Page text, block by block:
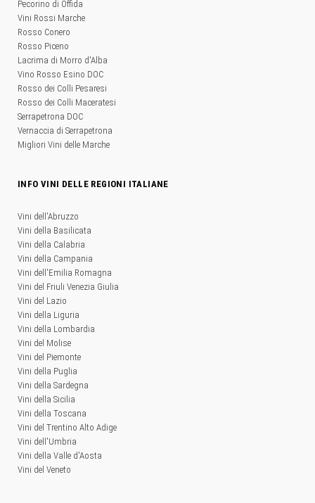
Pecorino di Offida
Vini Rossi Marche
Rosso Conero
Rosso Piceno
Lacrima di Morro d'Alba
Vino Rosso Esino DOC
Rosso dei Colli Pesaresi
Rosso dei Colli Maceratesi
Serrapetrona DOC
Vernaccia di Serrapetrona
Migliori Vini delle Marche
INFO VINI DELLE REGIONI ITALIANE
Vini dell'Abruzzo
Vini della Basilicata
Vini della Calabria
Vini della Campania
Vini dell'Emilia Romagna
Vini del Friuli Venezia Giulia
Vini del Lazio
Vini della Liguria
Vini della Lombardia
Vini del Molise
Vini del Piemonte
Vini della Puglia
Vini della Sardegna
Vini della Sicilia
Vini della Toscana
Vini del Trentino Alto Adige
Vini dell'Umbria
Vini della Valle d'Aosta
Vini del Veneto